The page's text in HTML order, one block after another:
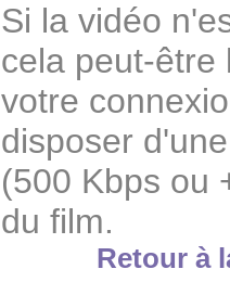
Si la vidéo
cela peut-être
votre
disposer
(500 Kbps ou
du film.
Retour à